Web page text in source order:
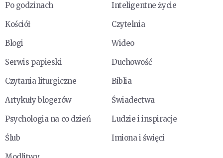
Po godzinach
Inteligentne życie
Kościół
Czytelnia
Blogi
Wideo
Serwis papieski
Duchowość
Czytania liturgiczne
Biblia
Artykuły blogerów
Świadectwa
Psychologia na co dzień
Ludzie i inspiracje
Ślub
Imiona i święci